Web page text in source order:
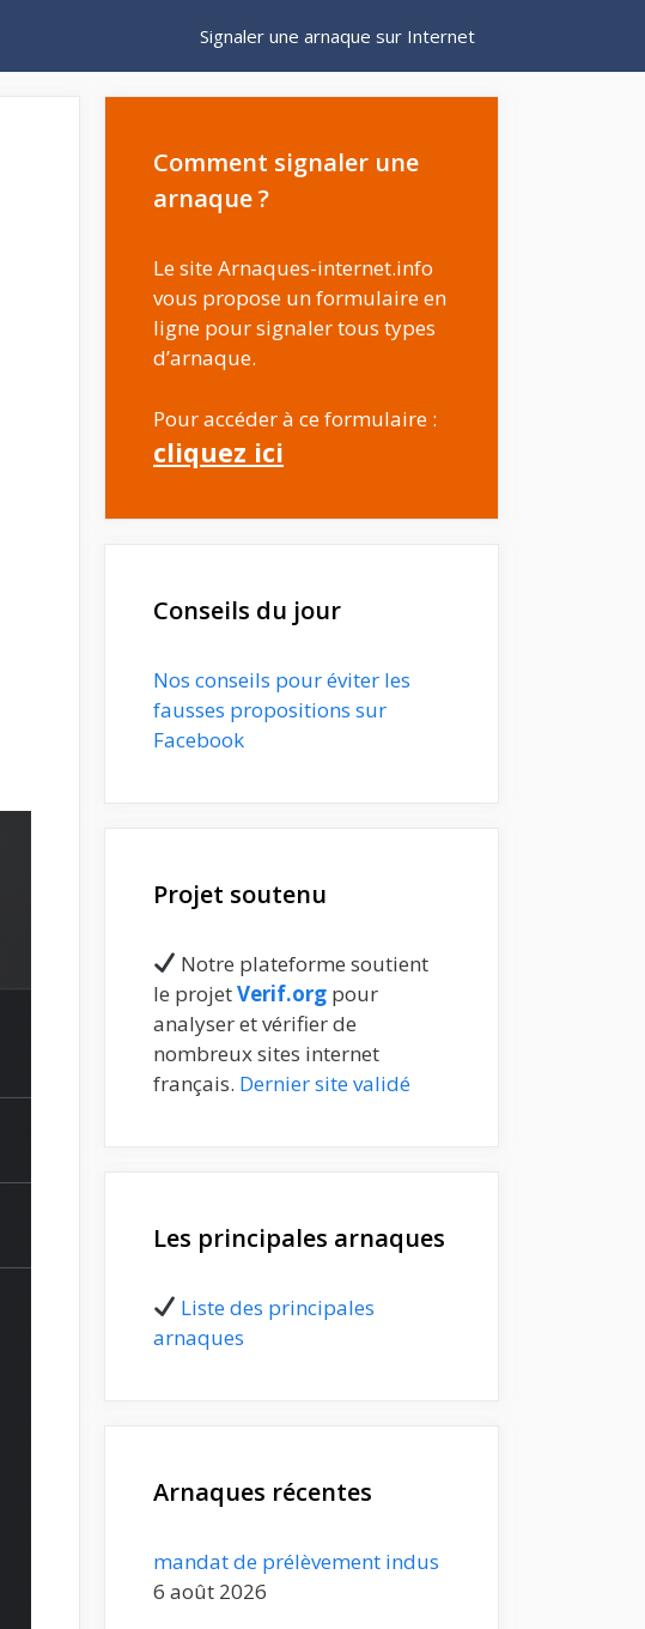
Signaler une arnaque sur Internet
Comment signaler une
arnaque ?
Le site Arnaques-internet.info
vous propose un formulaire en
ligne pour signaler tous types
d’arnaque.
Pour accéder à ce formulaire :
cliquez ici
Conseils du jour
Nos conseils pour éviter les
fausses propositions sur
Facebook
Projet soutenu
Notre plateforme soutient
le projetVerif.org pour
analyser et vérifier de
nombreux sites internet
français. Dernier site validé
Les principales arnaques
Liste des principales
arnaques
Arnaques récentes
mandat de prélèvement indus
6 août 2026